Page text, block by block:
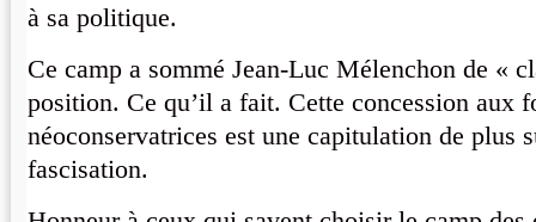
à sa politique.
Ce camp a sommé Jean-Luc Mélenchon de «
position. Ce qu’il a fait. Cette concession aux
néoconservatrices est une capitulation de plus
fascisation.